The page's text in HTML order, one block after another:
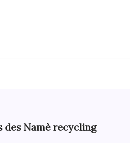
des Namè recycling